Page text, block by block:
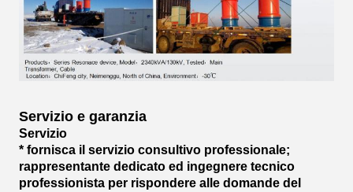
Servizio e garanzia
Servizio
* fornisca il servizio consultivo professionale;
rappresentante dedicato ed ingegnere tecnico
professionista per rispondere alle domande del